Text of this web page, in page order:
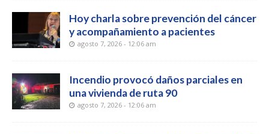
Hoy charla sobre prevención del cáncer
y acompañamiento a pacientes
agosto 7, 2026 - 12:06 am
Incendio provocó daños parciales en
una vivienda de ruta 90
agosto 7, 2026 - 12:06 am